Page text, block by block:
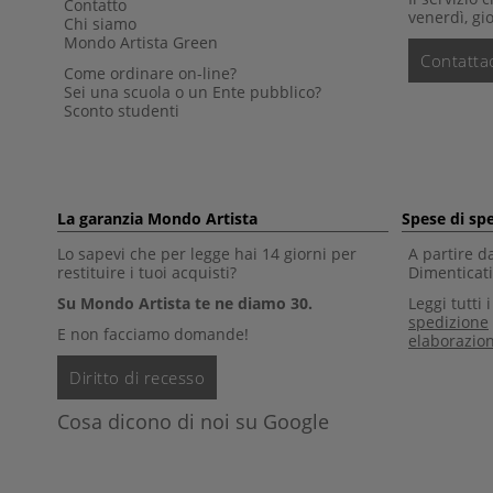
Contatto
Chi siamo
Mondo Artista Green
Come ordinare on-line?
Sei una scuola o un Ente pubblico?
Sconto studenti
venerdì,
La garanzia Mondo Artista
Lo sapevi che per legge hai 14 giorni per
restituire i tuoi acquisti?
Su Mondo Artista te ne diamo 30.
E non facciamo domande!
Diritto di recesso
Cosa dicono di noi su Google
Spese di
A partire
Leggi tutti
spedizione